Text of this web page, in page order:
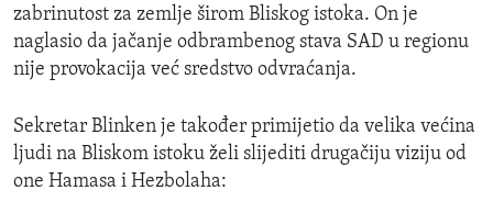
zabrinutost za zemlje širom Bliskog istoka. On je
naglasio da jačanje odbrambenog stava SAD u regionu
nije provokacija već sredstvo odvraćanja.
Sekretar Blinken je također primijetio da velika većina
ljudi na Bliskom istoku želi slijediti drugačiju viziju od
one Hamasa i Hezbolaha: